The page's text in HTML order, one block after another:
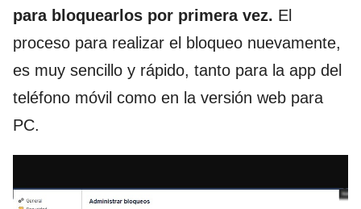
para bloquearlos por primera vez. El
proceso para realizar el bloqueo nuevamente,
es muy sencillo y rápido, tanto para la app del
teléfono móvil como en la versión web para
PC.